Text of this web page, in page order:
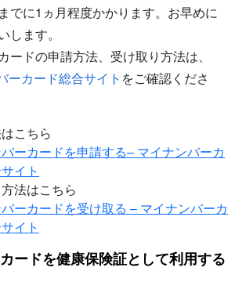
でに1ヵ月程度かかります。お早めに
します。
ードの申請方法、受け取り方法は、
ーカード総合サイト をご確認くださ
こちら
ーカードを申請する– マイナンバーカ
イト
法はこちら
ーカードを受け取る – マイナンバーカ
イト
ードを健康保険証として利用する